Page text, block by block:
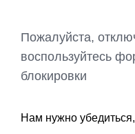
Пожалуйста,
воспользуйтесь
блокировки
Нам нужно